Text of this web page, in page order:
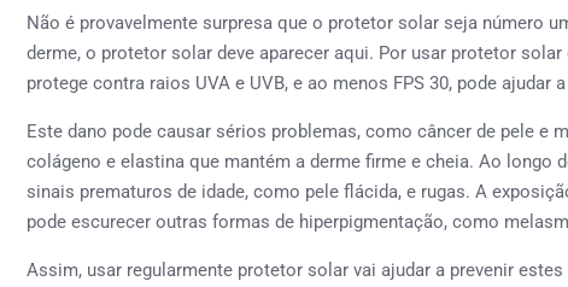
Não é provavelmente surpresa que o protetor solar seja número
derme, o protetor solar deve aparecer aqui. Por usar protetor
protege contra raios UVA e UVB, e ao menos FPS 30, pode ajudar
Este dano pode causar sérios problemas, como câncer de pele e
colágeno e elastina que mantém a derme firme e cheia. Ao longo
sinais prematuros de idade, como pele flácida, e rugas. A
pode escurecer outras formas de hiperpigmentação, como
Assim, usar regularmente protetor solar vai ajudar a prevenir